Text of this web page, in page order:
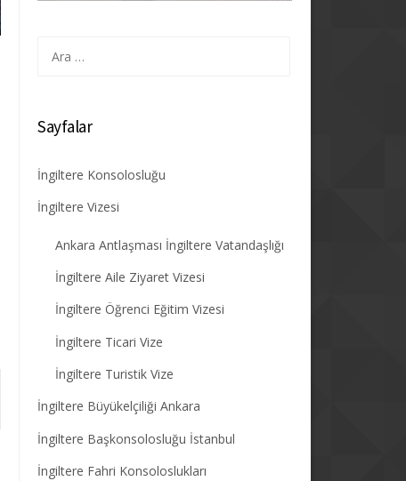
Sayfalar
İngiltere Konsolosluğu
İngiltere Vizesi
Ankara Antlaşması İngiltere Vatandaşlığı
İngiltere Aile Ziyaret Vizesi
İngiltere Öğrenci Eğitim Vizesi
İngiltere Ticari Vize
İngiltere Turistik Vize
İngiltere Büyükelçiliği Ankara
İngiltere Başkonsolosluğu İstanbul
İngiltere Fahri Konsoloslukları